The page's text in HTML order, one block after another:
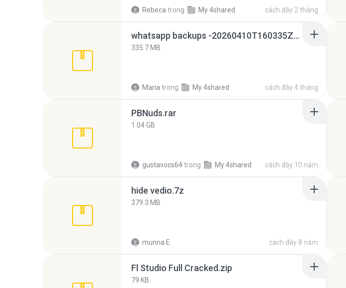
Rebeca trong My 4shared cách đây 2 tháng
whatsapp backups -20260410T160335Z-3-001.zip
335.7 MB
Maria trong My 4shared cách đây 4 tháng
PBNuds.rar
1.04 GB
gustavocs64trong My 4shared cách đây 10 năm
hide vedio.7z
379.3 MB
munna E. cách đây 8 năm
Fl Studio Full Cracked.zip
79 KB